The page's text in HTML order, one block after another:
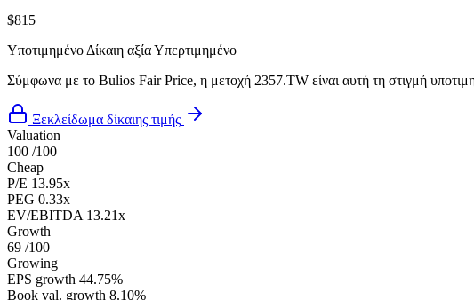
$815
Υποτιμημένο Δίκαιη αξίαΥπερτιμημένο
Σύμφωνα με το Bulios Fair Price, η μετοχή 2357.TW είναι αυτή τη στιγμή
Ξεκλείδωμα δίκαιης τιμής
Valuation
100 /100
Cheap
P/E 13.95x
PEG 0.33x
EV/EBITDA 13.21x
Growth
69 /100
Growing
EPS growth 44.75%
Book val. growth 8.10%